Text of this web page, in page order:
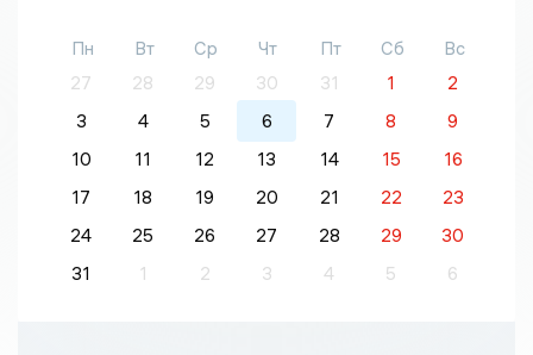
Пн Вт Ср Чт Пт Сб
Вс
27
28 29 30 31 1
2
3
4 5 6 7 8
9
10
11 12 13 14 15
16
17
18 19 20 21 22
23
24
25 26 27 28 29
30
31
1 2 3 4 5 6